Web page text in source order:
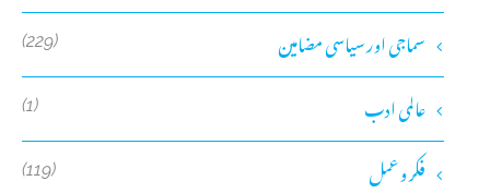
سماجی اور سیاسی مضامین (229)
عالمی ادب (1)
فکر و عمل (119)